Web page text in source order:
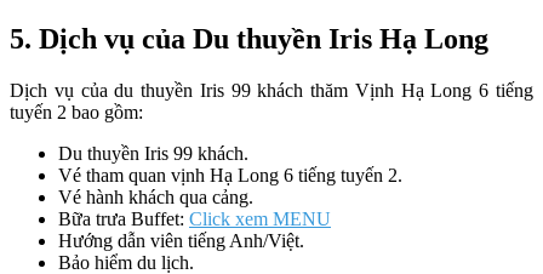
5. Dịch vụ của Du thuyền Iris Hạ Long
Dịch vụ của du thuyền Iris 99 khách thăm Vịnh Hạ Long 6 tiếng
tuyến 2 bao gồm:
Du thuyền Iris 99 khách.
Vé tham quan vịnh Hạ Long 6 tiếng tuyến 2.
Vé hành khách qua cảng.
Bữa trưa Buffet: Click xem MENU
Hướng dẫn viên tiếng Anh/Việt.
Bảo hiểm du lịch.